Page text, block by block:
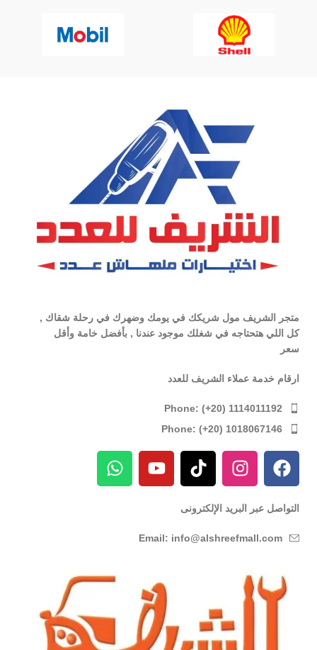
متجر الشريف مول شريكك في يومك وضهرك في رحلة شقاك ,
كل اللي هتحتاجه في شغلك موجود عندنا , بأفضل خامة وأقل
سعر
ارقام خدمة عملاء الشريف للعدد
Phone: (+20) 1114011192
Phone: (+20) 1018067146
التواصل عبر البريد الإلكترونى
Email: info@alshreefmall.com